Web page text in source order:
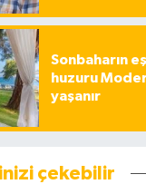
Sonbaharın
huzuru
yaşanır
çekebilir